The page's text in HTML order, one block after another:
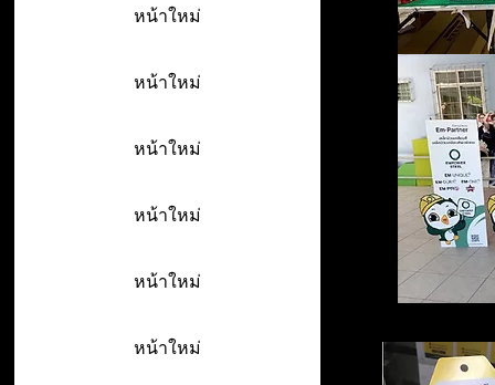
หน้าใหม่
หน้าใหม่
หน้าใหม่
หน้าใหม่
หน้าใหม่
หน้าใหม่